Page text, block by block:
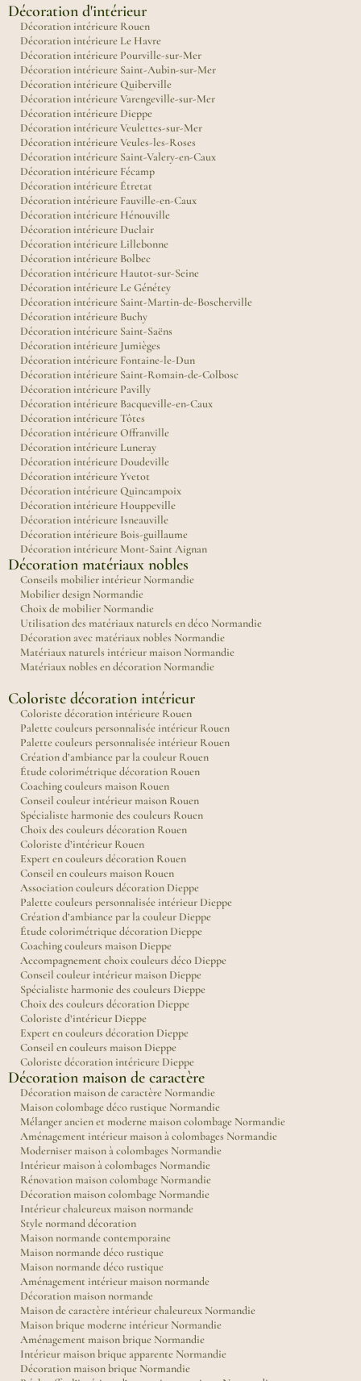
Décoration d'intérieur
Décoration intérieure Rouen
Décoration intérieure Le Havre
Décoration intérieure Pourville-sur-Mer
Décoration intérieure Saint-Aubin-sur-Mer
Décoration intérieure Quiberville
Décoration intérieure Varengeville-sur-Mer
Décoration intérieure Dieppe
Décoration intérieure Veulettes-sur-Mer
Décoration intérieure Veules-les-Roses
Décoration intérieure Saint-Valery-en-Caux
Décoration intérieure Fécamp
Décoration intérieure Étretat
Décoration intérieure Fauville-en-Caux
Décoration intérieure Hénouville
Décoration intérieure Duclair
Décoration intérieure Lillebonne
Décoration intérieure Bolbec
Décoration intérieure Hautot-sur-Seine
Décoration intérieure Le Génétey
Décoration intérieure Saint-Martin-de-Boscherville
Décoration intérieure Buchy
Décoration intérieure Saint-Saëns
Décoration intérieure Jumièges
Décoration intérieure Fontaine-le-Dun
Décoration intérieure Saint-Romain-de-Colbosc
Décoration intérieure Pavilly
Décoration intérieure Bacqueville-en-Caux
Décoration intérieure Tôtes
Décoration intérieure Offranville
Décoration intérieure Luneray
Décoration intérieure Doudeville
Décoration intérieure Yvetot
Décoration intérieure Quincampoix
Décoration intérieure Houppeville
Décoration intérieure Isneauville
Décoration intérieure Bois-guillaume
Décoration intérieure Mont-Saint Aignan
Décoration matériaux nobles
Conseils mobilier intérieur Normandie
Mobilier design Normandie
Choix de mobilier Normandie
Utilisation des matériaux naturels en déco Normandie
Décoration avec matériaux nobles Normandie
Matériaux naturels intérieur maison Normandie
Matériaux nobles en décoration Normandie
Coloriste décoration intérieur
Coloriste décoration intérieure Rouen
Palette couleurs personnalisée intérieur Rouen
Palette couleurs personnalisée intérieur Rouen
Création d’ambiance par la couleur Rouen
Étude colorimétrique décoration Rouen
Coaching couleurs maison Rouen
Conseil couleur intérieur maison Rouen
Spécialiste harmonie des couleurs Rouen
Choix des couleurs décoration Rouen
Coloriste d’intérieur Rouen
Expert en couleurs décoration Rouen
Conseil en couleurs maison Rouen
Association couleurs décoration Dieppe
Palette couleurs personnalisée intérieur Dieppe
Création d’ambiance par la couleur Dieppe
Étude colorimétrique décoration Dieppe
Coaching couleurs maison Dieppe
Accompagnement choix couleurs déco Dieppe
Conseil couleur intérieur maison Dieppe
Spécialiste harmonie des couleurs Dieppe
Choix des couleurs décoration Dieppe
Coloriste d’intérieur Dieppe
Expert en couleurs décoration Dieppe
Conseil en couleurs maison Dieppe
Coloriste décoration intérieure Dieppe
Décoration maison de caractère
Décoration maison de caractère Normandie
Maison colombage déco rustique Normandie
Mélanger ancien et moderne maison colombage Normandie
Aménagement intérieur maison à colombages Normandie
Moderniser maison à colombages Normandie
Intérieur maison à colombages Normandie
Rénovation maison colombage Normandie
Décoration maison colombage Normandie
Intérieur chaleureux maison normande
Style normand décoration
Maison normande contemporaine
Maison normande déco rustique
Maison normande déco rustique
Aménagement intérieur maison normande
Décoration maison normande
Maison de caractère intérieur chaleureux Normandie
Maison brique moderne intérieur Normandie
Aménagement maison brique Normandie
Intérieur maison brique apparente Normandie
Décoration maison brique Normandie